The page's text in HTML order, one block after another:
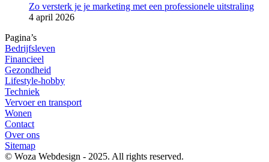
Zo versterk je je marketing met een professionele uitstraling
4 april 2026
Pagina’s
Bedrijfsleven
Financieel
Gezondheid
Lifestyle-hobby
Techniek
Vervoer en transport
Wonen
Contact
Over ons
Sitemap
© Woza Webdesign - 2025. All rights reserved.